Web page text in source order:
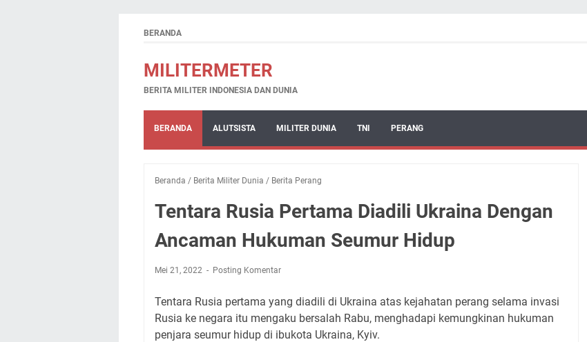
BERANDA
MILITERMETER
BERITA MILITER INDONESIA DAN DUNIA
BERANDA ALUTSISTA MILITER DUNIA TNI PERANG
Beranda / Berita Militer Dunia / Berita Perang
Tentara Rusia Pertama Diadili Ukraina Dengan
Ancaman Hukuman Seumur Hidup
Mei 21, 2022 Posting Komentar
Tentara Rusia pertama yang diadili di Ukraina atas kejahatan perang selama invasi
Rusia ke negara itu mengaku bersalah Rabu, menghadapi kemungkinan hukuman
penjara seumur hidup di ibukota Ukraina, Kyiv.